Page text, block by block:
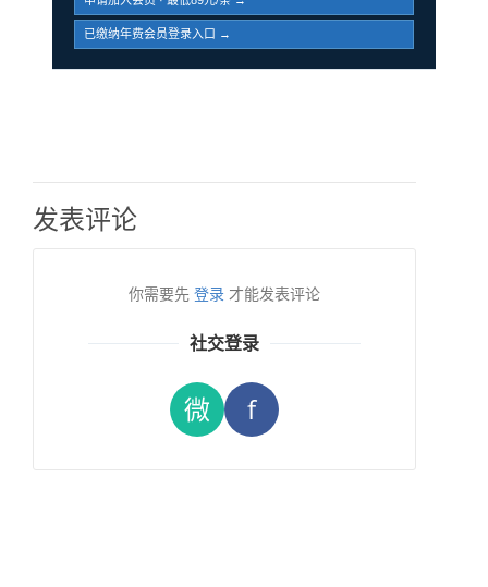
已缴纳年费会员登录入口 →
发表评论
你需要先 登录 才能发表评论
社交登录
微 f